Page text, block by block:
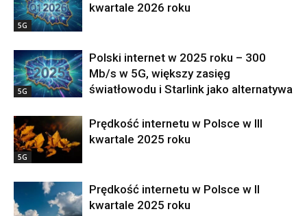
5G
kwartale 2026 roku
5G
Polski internet w 2025 roku – 300
Mb/s w 5G, większy zasięg
światłowodu i Starlink jako alternatywa
5G
Prędkość internetu w Polsce w III
kwartale 2025 roku
Prędkość internetu w Polsce w II
kwartale 2025 roku